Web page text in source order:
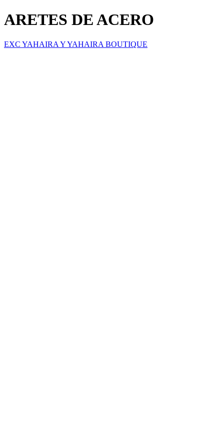
ARETES DE ACERO
EXC YAHAIRA Y YAHAIRA BOUTIQUE